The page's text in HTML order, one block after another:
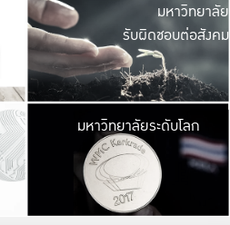
ค
เปิดประ
และพบเรื่องราวใ
มหาวิทยาลัย
รับผิดชอบต่อสังคม
มหาวิ
เปลี่ยนแปลง แล
เพื่อทำง
ระบบสารสนเทศ
มหาวิทยาลัยระดับโลก